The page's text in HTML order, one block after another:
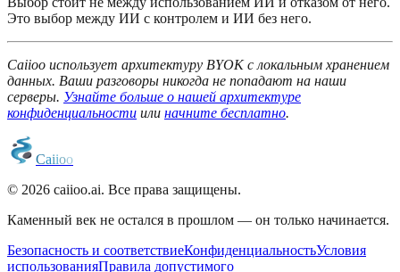
Это выбор между ИИ с контролем и ИИ без него.
Caiioo использует архитектуру BYOK с локальным хранением
данных. Ваши разговоры никогда не попадают на наши
серверы. Узнайте больше о нашей архитектуре
конфиденциальности или начните бесплатно.
Caiioo
© 2026 caiioo.ai. Все права защищены.
Каменный век не остался в прошлом — он только начинается.
Безопасность и соответствиеКонфиденциальностьУсловия
использованияПравила допустимого